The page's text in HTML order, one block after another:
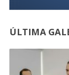
ÚLTIMA